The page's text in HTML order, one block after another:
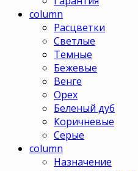
column
Расцветки
Светлые
Темные
Бежевые
Венге
Орех
Беленый дуб
Коричневые
Серые
column
Назначение